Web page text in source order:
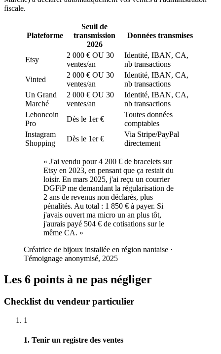
fiscale.
Plateforme
Seuil de
transmission
2026
Données transmises
Etsy
2 000 € OU 30
ventes/an
Identité, IBAN, CA,
nb transactions
Vinted
2 000 € OU 30
ventes/an
Identité, IBAN, CA,
nb transactions
Un Grand
Marché
2 000 € OU 30
ventes/an
Identité, IBAN, CA,
nb transactions
Leboncoin
Pro
Dès le 1er €
Toutes données
comptables
Instagram
Shopping
Dès le 1er €
Via Stripe/PayPal
directement
« J'ai vendu pour 4 200 € de bracelets sur
Etsy en 2023, en pensant que ça restait du
loisir. En mars 2025, j'ai reçu un courrier
DGFiP me demandant la régularisation de
2 ans de revenus non déclarés, plus
pénalités. Au total : 1 850 € à payer. Si
j'avais ouvert ma micro un an plus tôt,
j'aurais payé 504 € de cotisations sur le
même CA. »
Créatrice de bijoux installée en région nantaise ·
Témoignage anonymisé, 2025
Les 6 points à ne pas négliger
Checklist du vendeur particulier
1
1. Tenir un registre des ventes